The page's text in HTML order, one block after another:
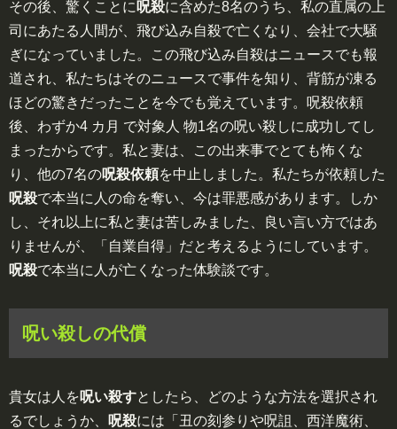
その後、驚くことに 呪殺に含めた8名のうち、私の直属の上
司にあたる人間が、飛び込み自殺で亡くなり、会社で大騒
ぎになっていました。この飛び込み自殺はニュースでも報
道され、私たちはそのニュースで事件を知り、背筋が凍る
ほどの驚きだったことを今でも覚えています。呪殺依頼
後、わずか4 カ月 で対象人 物1名の呪い殺しに成功してし
まったからです。私と妻は、この出来事でとても怖くな
り、他の7名の呪殺依頼を中止しました。私たちが依頼した
呪殺で本当に人の命を奪い、今は罪悪感があります。しか
し、それ以上に私と妻は苦しみました、良い言い方ではあ
りませんが、「自業自得」だと考えるようにしています。
呪殺で本当に人が亡くなった体験談です。
呪い殺しの代償
貴女は人を呪い殺すとしたら、どのような方法を選択され
るでしょうか、
呪殺には「丑の刻参りや呪詛、西洋魔術、